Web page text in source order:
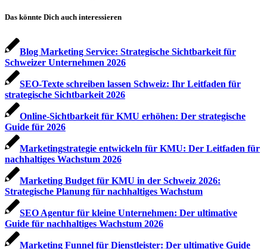
Das könnte Dich auch interessieren
Blog Marketing Service: Strategische Sichtbarkeit für
Schweizer Unternehmen 2026
SEO-Texte schreiben lassen Schweiz: Ihr Leitfaden für
strategische Sichtbarkeit 2026
Online-Sichtbarkeit für KMU erhöhen: Der strategische
Guide für 2026
Marketingstrategie entwickeln für KMU: Der Leitfaden für
nachhaltiges Wachstum 2026
Marketing Budget für KMU in der Schweiz 2026:
Strategische Planung für nachhaltiges Wachstum
SEO Agentur für kleine Unternehmen: Der ultimative
Guide für nachhaltiges Wachstum 2026
Marketing Funnel für Dienstleister: Der ultimative Guide